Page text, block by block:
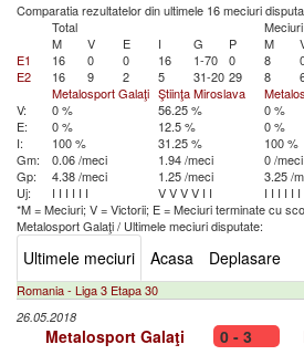
Comparatia rezultatelor din ultimele 16 meciuri
Total
M
V E I G P M
E1
16 0 0 16 1-70 0 8
E2
16 9 2 5 31-20 29 8
Metalosport Galaţi Ştiinţa Miroslava
V:
0 % 56.25 % 0 %
E:
0 % 12.5 % 0 %
I:
100 % 31.25 % 100 %
Gm:
0.06 /meci 1.94 /meci 0 /meci
Gp:
4.38 /meci 1.25 /meci 3.25 /
Uj:
I I I I I I VVVV I I I I I I I I
*M = Meciuri; V = Victorii; E = Meciuri terminate cu
Metalosport Galaţi/ Ultimele meciuri disputate:
Ultimele meciuri Acasa Deplasare
Romania - Liga 3 Etapa 30
26.05.2018
Metalosport Galaţi 0 - 3